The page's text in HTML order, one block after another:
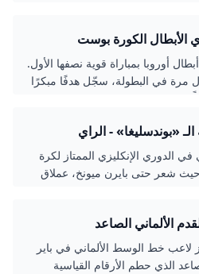
الكورة بوست
أوروبا بمباراة قوية نصفها الأول.
مرة في البطولة، سجّل هدفًا مبكرًا
«بوندسليغا» - الراي
الدوري الإنكليزي الممتاز لكرة
حيث شعر حتى بايرن ميونخ، عملاق
الألماني الصاعد
خط الوسط الألماني في باير
الذي حطم الأرقام القياسية